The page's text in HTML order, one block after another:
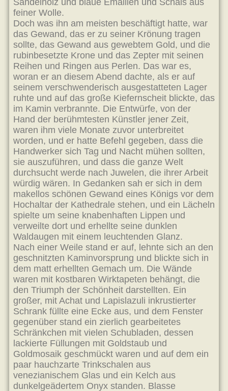
Sandelholz und blaue Emaillen und Schals aus
feiner Wolle.
Doch was ihn am meisten beschäftigt hatte, war
das Gewand, das er zu seiner Krönung tragen
sollte, das Gewand aus gewebtem Gold, und die
rubinbesetzte Krone und das Zepter mit seinen
Reihen und Ringen aus Perlen. Das war es,
woran er an diesem Abend dachte, als er auf
seinem verschwenderisch ausgestatteten Lager
ruhte und auf das große Kiefernscheit blickte, das
im Kamin verbrannte. Die Entwürfe, von der
Hand der berühmtesten Künstler jener Zeit,
waren ihm viele Monate zuvor unterbreitet
worden, und er hatte Befehl gegeben, dass die
Handwerker sich Tag und Nacht mühen sollten,
sie auszuführen, und dass die ganze Welt
durchsucht werde nach Juwelen, die ihrer Arbeit
würdig wären. In Gedanken sah er sich in dem
makellos schönen Gewand eines Königs vor dem
Hochaltar der Kathedrale stehen, und ein Lächeln
spielte um seine knabenhaften Lippen und
verweilte dort und erhellte seine dunklen
Waldaugen mit einem leuchtenden Glanz.
Nach einer Weile stand er auf, lehnte sich an den
geschnitzten Kaminvorsprung und blickte sich in
dem matt erhellten Gemach um. Die Wände
waren mit kostbaren Wirktapeten behängt, die
den Triumph der Schönheit darstellten. Ein
großer, mit Achat und Lapislazuli inkrustierter
Schrank füllte eine Ecke aus, und dem Fenster
gegenüber stand ein zierlich gearbeitetes
Schränkchen mit vielen Schubladen, dessen
lackierte Füllungen mit Goldstaub und
Goldmosaik geschmückt waren und auf dem ein
paar hauchzarte Trinkschalen aus
venezianischem Glas und ein Kelch aus
dunkelgeädertem Onyx standen. Blasse